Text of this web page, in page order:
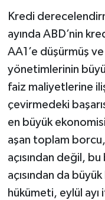
Kredi
ayında ABD’nin
AA1’e düşürmüş
yönetimlerinin
faiz maliyetlerine
çevirmedeki
en büyük
aşan toplam
açısından değil,
açısından da
hükümeti, eylül ayı